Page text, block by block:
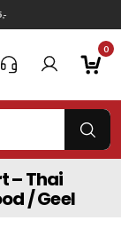
0
– Thai
/ Geel